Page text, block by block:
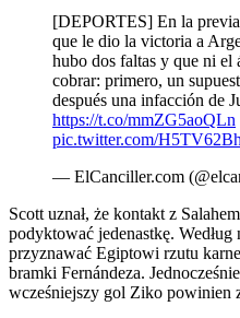
[DEPORTES] En la
que le dio la victoria a
hubo dos faltas y que ni
cobrar: primero, un
después una infacción de
https://t.co/mmZG5aoQLn
pic.twitter.com/
— ElCanciller.com
Scott uznał, że kontakt z
podyktować jedenastkę. Według
przyznawać Egiptowi rzutu
bramki Fernándeza.
wcześniejszy gol Ziko powinien